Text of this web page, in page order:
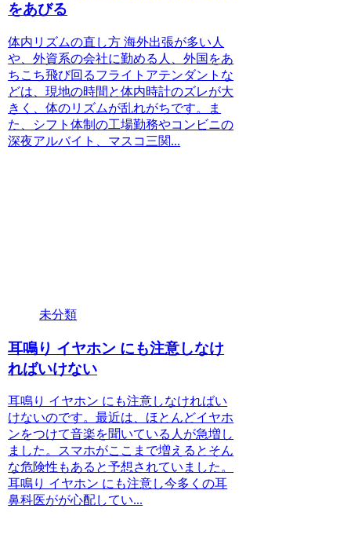
をあびる
体内リズムの直し方 海外出張が多い人
や、外資系の会社に勤める人、外国をあ
ちこち飛び回るフライトアテンダントな
どは、現地の時間と体内時計のズレが大
きく、体のリズムが乱れがちです。ま
た、シフト体制の工場勤務やコンビニの
深夜アルバイト、マスコ三関...
未分類
耳鳴り イヤホン にも注意しなけ
ればいけない
耳鳴り イヤホン にも注意しなければい
けないのです。最近は、ほとんどイヤホ
ンをつけて音楽を聞いている人が急増し
ました。スマホがここまで増えるとそん
な危険性もあると予想されていました。
耳鳴り イヤホン にも注意し今多くの耳
鼻科医がが心配してい...